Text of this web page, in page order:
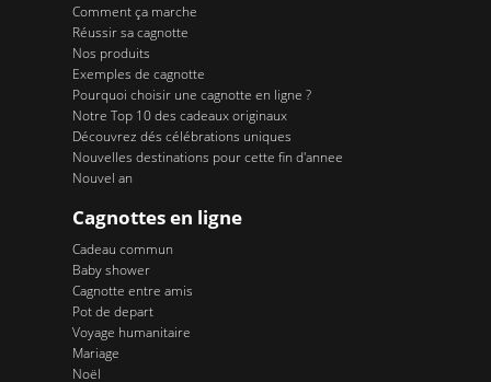
Comment ça marche
Réussir sa cagnotte
Nos produits
Exemples de cagnotte
Pourquoi choisir une cagnotte en ligne ?
Notre Top 10 des cadeaux originaux
Découvrez dés célébrations uniques
Nouvelles destinations pour cette fin d'annee
Nouvel an
Cagnottes en ligne
Cadeau commun
Baby shower
Cagnotte entre amis
Pot de depart
Voyage humanitaire
Mariage
Noël